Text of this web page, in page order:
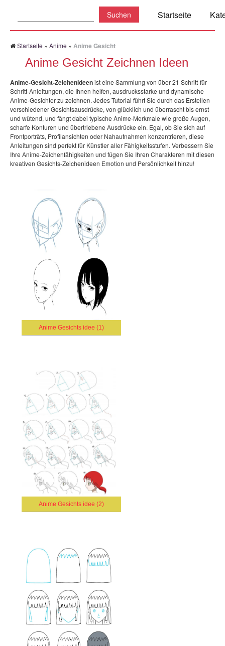
Startseite
Startseite » Anime » Anime Gesicht
Anime Gesicht Zeichnen Ideen
Anime-Gesicht-Zeichenideenist eine Sammlung von über 21 Schritt-für-
Schritt-Anleitungen, die Ihnen helfen, ausdrucksstarke und dynamische
Anime-Gesichter zu zeichnen. Jedes Tutorial führt Sie durch das Erstellen
verschiedener Gesichtsausdrücke, von glücklich und überrascht bis ernst
und wütend, und fängt dabei typische Anime-Merkmale wie große Augen,
scharfe Konturen und übertriebene Ausdrücke ein. Egal, ob Sie sich auf
Frontporträts, Profilansichten oder Nahaufnahmen konzentrieren, diese
Anleitungen sind perfekt für Künstler aller Fähigkeitsstufen. Verbessern Sie
Ihre Anime-Zeichenfähigkeiten und fügen Sie Ihren Charakteren mit diesen
kreativen Gesichts-Zeichenideen Emotion und Persönlichkeit hinzu!
Anime Gesichts idee (1)
Anime Gesichts idee (2)